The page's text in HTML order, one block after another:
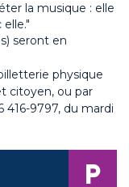
la musique : elle
seront en
physique
citoyen, ou par
416-9797, du mardi